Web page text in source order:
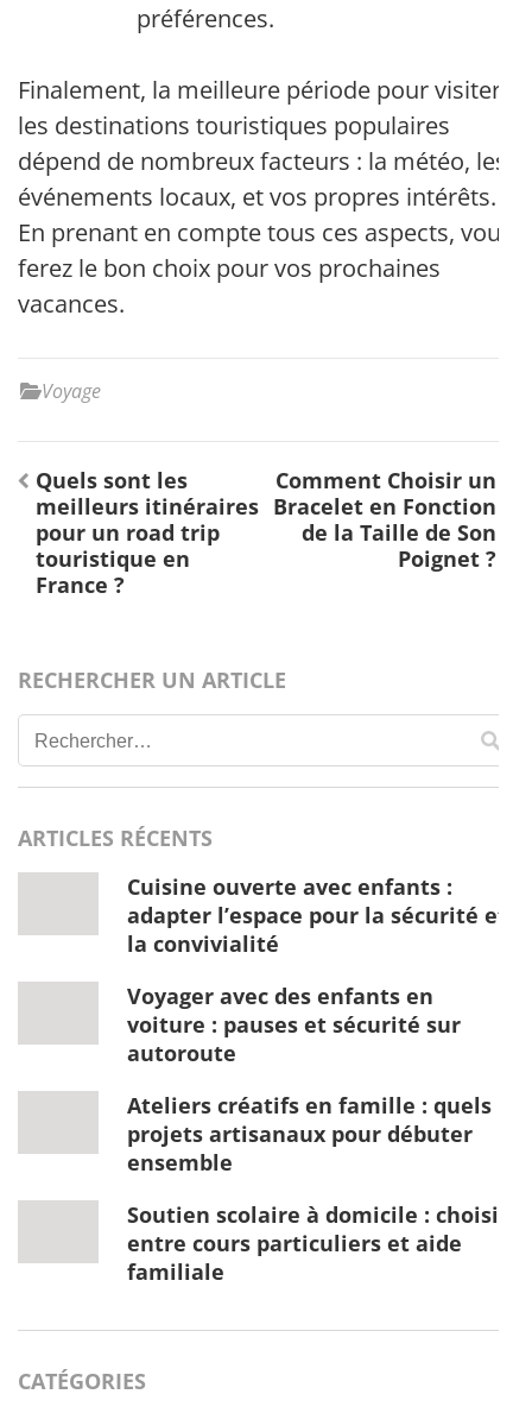
préférences.
Finalement, la meilleure période pour visiter
les destinations touristiques populaires
dépend de nombreux facteurs : la météo, les
événements locaux, et vos propres intérêts.
En prenant en compte tous ces aspects, vous
ferez le bon choix pour vos prochaines
vacances.
Voyage
Navigation
de
l’article
Quels sont les
meilleurs itinéraires
pour un road trip
touristique en
France ?
Comment Choisir un
Bracelet en Fonction
de la Taille de Son
Poignet ?
RECHERCHER UN ARTICLE
Rechercher :
ARTICLES RÉCENTS
Cuisine ouverte avec enfants :
adapter l’espace pour la sécurité et
la convivialité
Voyager avec des enfants en
voiture : pauses et sécurité sur
autoroute
Ateliers créatifs en famille : quels
projets artisanaux pour débuter
ensemble
Soutien scolaire à domicile : choisir
entre cours particuliers et aide
familiale
CATÉGORIES